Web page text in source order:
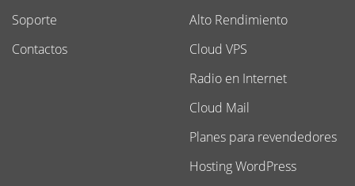
Soporte
Contactos
Alto Rendimiento
Cloud VPS
Radio en Internet
Cloud Mail
Planes para revendedores
Hosting WordPress